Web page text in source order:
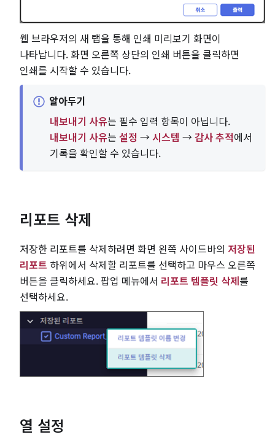
웹 브라우저의 새 탭을 통해 인쇄 미리보기 화면이
나타납니다. 화면 오른쪽 상단의 인쇄 버튼을 클릭하면
인쇄를 시작할 수 있습니다.
알아두기
내보내기 사유는 필수 입력 항목이 아닙니다.
내보내기 사유는 설정 → 시스템 →감사 추적에서
기록을 확인할 수 있습니다.
리포트 삭제
저장한 리포트를 삭제하려면 화면 왼쪽 사이드바의 저장된
리포트 하위에서 삭제할 리포트를 선택하고 마우스 오른쪽
버튼을 클릭하세요. 팝업 메뉴에서 리포트 템플릿 삭제를
선택하세요.
열 설정